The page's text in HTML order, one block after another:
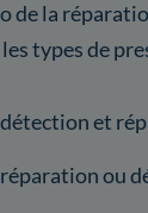
de la
types de
détection et
réparation ou